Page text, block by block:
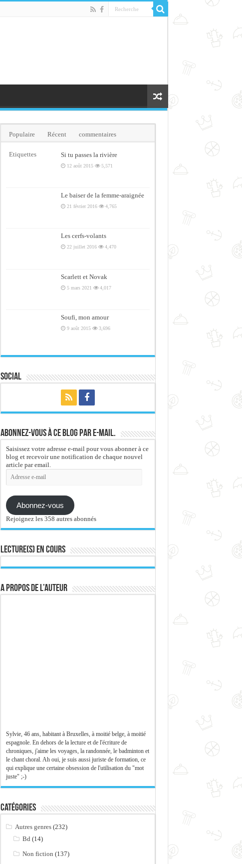
Populaire Récent commentaires
Etiquettes Si tu passes la rivière
12 août 2015 5,571
Le baiser de la femme-araignée
21 février 2016 4,765
Les cerfs-volants
22 juillet 2016 4,470
Scarlett et Novak
5 mars 2021 4,017
Soufi, mon amour
9 août 2015 3,696
Social
Abonnez-vous à ce blog par e-mail.
Saisissez votre adresse e-mail pour vous abonner à ce
blog et recevoir une notification de chaque nouvel
article par email.
Adresse
Abonnez-vous
Rejoignez les 358 autres abonnés
Lecture(s) en cours
A propos de l’auteur
Sylvie, 46 ans, habitant à Bruxelles, à moitié belge, à moitié
espagnole. En dehors de la lecture et de l'écriture de
chroniques, j'aime les voyages, la randonnée, le badminton et
le chant choral. Ah oui, je suis aussi juriste de formation, ce
qui explique une certaine obsession de l'utilisation du "mot
juste" ;-)
Catégories
Autres genres (232)
Bd (14)
Non fiction (137)